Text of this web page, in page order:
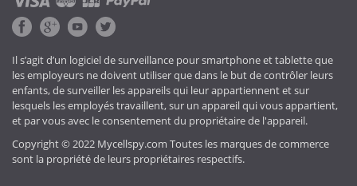
Il s’agit d’un logiciel de surveillance pour smartphone et tablette que
les employeurs ne doivent utiliser que dans le but de contrôler leurs
enfants, de surveiller les appareils qui leur appartiennent et sur
lesquels les employés travaillent, sur un appareil qui vous appartient,
et par vous avec le consentement du propriétaire de l'appareil.
Copyright © 2022 Mycellspy.com Toutes les marques de commerce
sont la propriété de leurs propriétaires respectifs.